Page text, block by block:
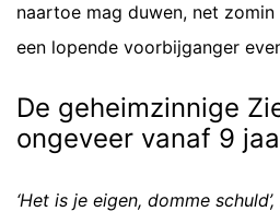
naartoe mag duwen, net
een lopende voorbijganger
De geheimzinnige
ongeveer vanaf 9
‘Het is je eigen, domme